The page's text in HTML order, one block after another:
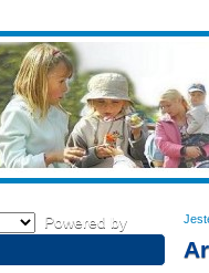
Powered by